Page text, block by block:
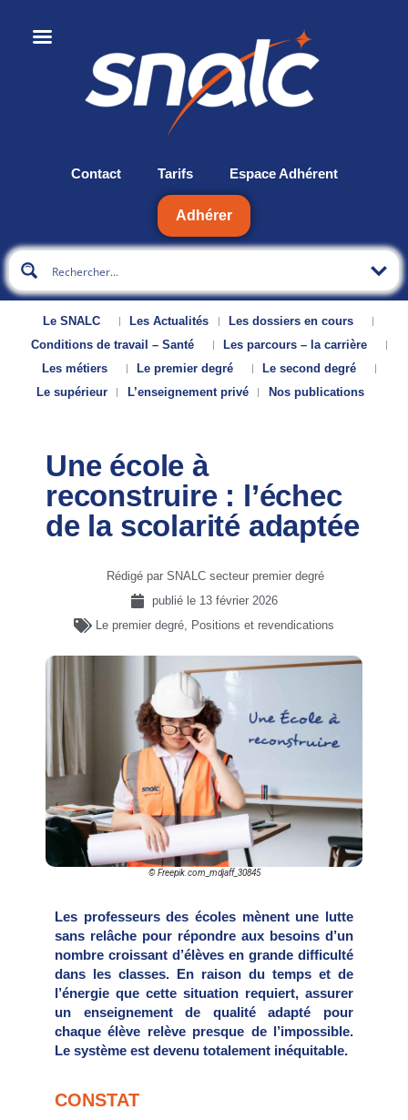
Contact Tarifs Espace Adhérent
Adhérer
Le SNALC Les Actualités
Les dossiers en cours
Conditions de travail – Santé
Les parcours – la carrière
Les métiers
Le premier degré
Le second degré
Le supérieur
L’enseignement privé Nos publications
Une école à
reconstruire : l’échec
de la scolarité adaptée
Rédigé par SNALC secteur premier degré
publié le 13 février 2026
Le premier degré, Positions et revendications
© Freepik.com_mdjaff_30845
Les professeurs des écoles mènent une lutte
sans relâche pour répondre aux besoins d’un
nombre croissant d’élèves en grande difficulté
dans les classes. En raison du temps et de
l’énergie que cette situation requiert, assurer
un enseignement de qualité adapté pour
chaque élève relève presque de l’impossible.
Le système est devenu totalement inéquitable.
CONSTAT